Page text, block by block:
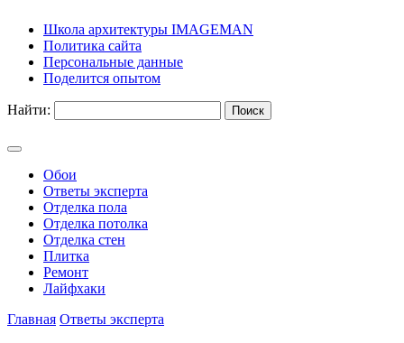
Школа архитектуры IMAGEMAN
Политика сайта
Персональные данные
Поделится опытом
Найти:
Обои
Ответы эксперта
Отделка пола
Отделка потолка
Отделка стен
Плитка
Ремонт
Лайфхаки
Главная Ответы эксперта